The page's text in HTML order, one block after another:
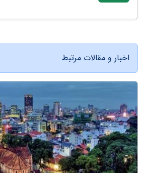
اخبار و مقالات مرتبط